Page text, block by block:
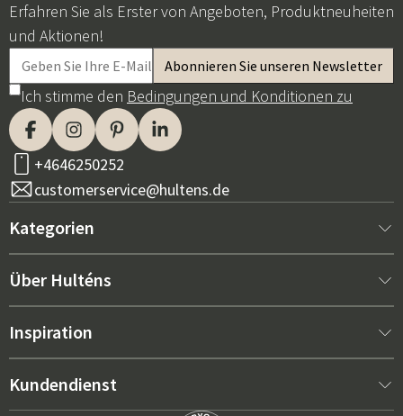
Erfahren Sie als Erster von Angeboten, Produktneuheiten
und Aktionen!
Ich stimme den Bedingungen und Konditionen zu
+4646250252
customerservice@hultens.de
Kategorien
Neu bei uns
Innenausstattung
Über Hulténs
Über Hulténs
Verkaufsabteilung
Inspiration
Bestseller
Kundendienst